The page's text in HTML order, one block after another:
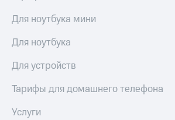
Для ноутбука мини
Для ноутбука
Для устройств
Тарифы для домашнего телефона
Услуги